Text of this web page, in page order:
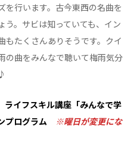
を行います。古今東西の名曲を
う。サビは知っていても、イン
もたくさんありそうです。クイ
の曲をみんなで聴いて梅雨気分
イフスキル講座「みんなで学
プログラム
※曜日が変更にな